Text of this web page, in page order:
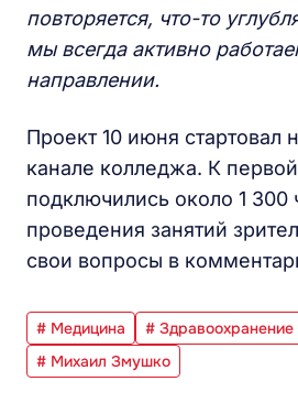
повторяется, что-то
мы всегда активно
направлении.
Проект 10 июня стартовал
канале колледжа. К
подключились около 1 300
проведения занятий
свои вопросы в
# Медицина
#
# Михаил Змушко